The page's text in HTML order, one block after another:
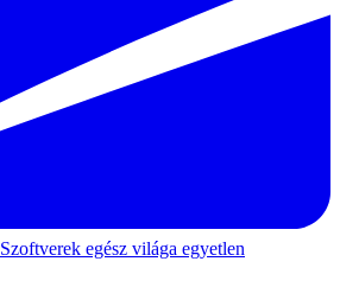
Szoftverek egész világa egyetlen